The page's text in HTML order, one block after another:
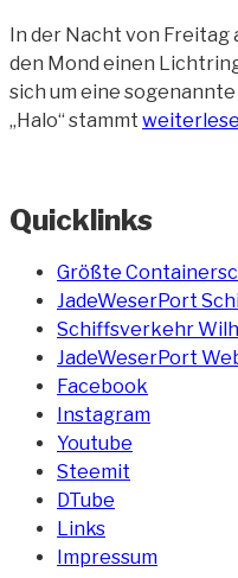
In der Nacht von Freitag
den Mond einen
sich um eine
„Halo“ stammt
Quicklinks
Größte
JadeWeserPort
Schiffsverkehr
JadeWeserPort
Facebook
Instagram
Youtube
Steemit
DTube
Links
Impressum